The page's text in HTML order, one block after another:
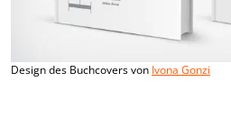
Design des Buchcovers von Ivona Gonzi